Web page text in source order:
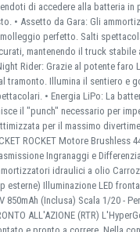
di accedere alla batteria in
• Assetto da Gara: Gli
perfetto. Salti
mantenendo il truck stabile
Rider: Grazie al potente faro
tramonto. Illumina il sentiero e
• Energia LiPo: La
il "punch" necessario per
per il massimo
ROCKET Motore Brushless
Ingranaggi e
idraulici a olio
esterne) Illuminazione LED
850mAh (Inclusa) Scala 1/20 -
ALL'AZIONE (RTR)